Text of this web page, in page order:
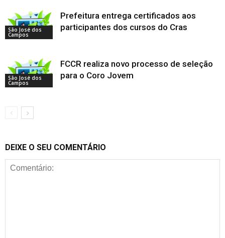
São José dos
Campos
Prefeitura entrega certificados aos
participantes dos cursos do Cras
São José dos
Campos
FCCR realiza novo processo de seleção
para o Coro Jovem
DEIXE O SEU COMENTÁRIO